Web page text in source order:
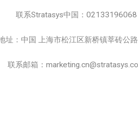
联系Stratasys中国：02133196068
址：中国 上海市松江区新桥镇莘砖公
联系邮箱：